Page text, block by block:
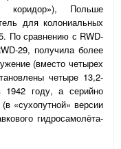
коридор»), Польше
для колониальных
По сравнению с RWD-
-29, получила более
(вместо четырех
четыре 13,2-
году, а серийно
«сухопутной» версии
гидросамолёта-